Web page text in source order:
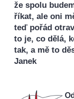
že spolu
říkat, ale oni
teď pořád
to je, co dělá,
tak, a mě to
Janek